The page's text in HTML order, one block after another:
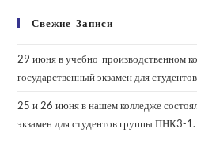
Свежие Записи
29 июня в учебно-производственном
государственный экзамен для
25 и 26 июня в нашем колледже
экзамен для студентов группы ПНК3-1.